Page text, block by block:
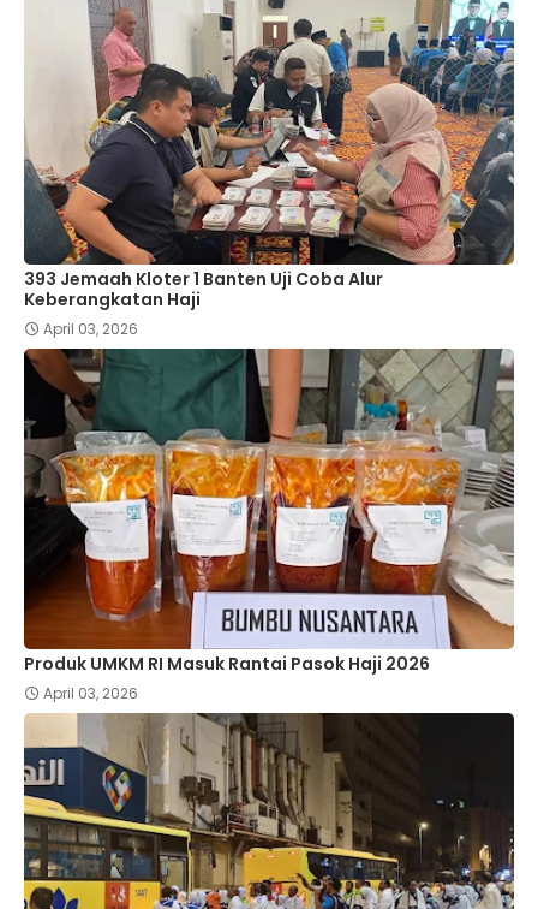
393 Jemaah Kloter 1 Banten Uji Coba Alur
Keberangkatan Haji
April 03, 2026
Produk UMKM RI Masuk Rantai Pasok Haji 2026
April 03, 2026